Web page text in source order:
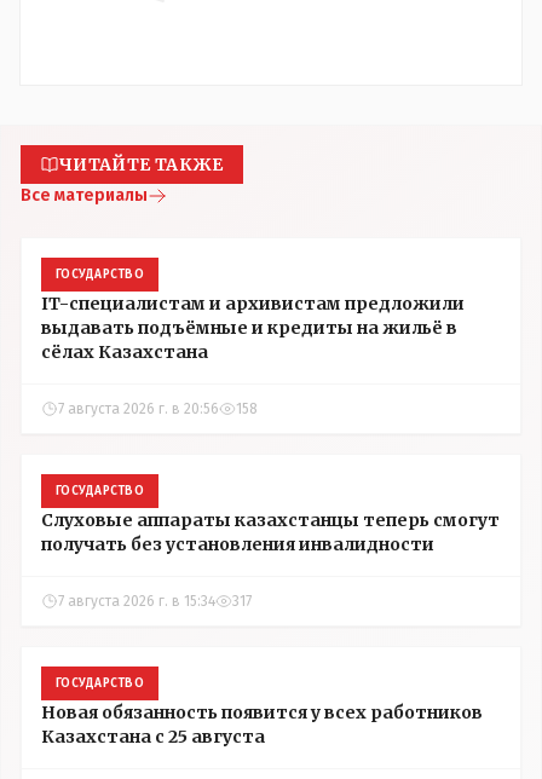
ЧИТАЙТЕ ТАКЖЕ
Все материалы
ГОСУДАРСТВО
IT-специалистам и архивистам предложили
выдавать подъёмные и кредиты на жильё в
сёлах Казахстана
7 августа 2026 г. в 20:56 158
ГОСУДАРСТВО
Слуховые аппараты казахстанцы теперь смогут
получать без установления инвалидности
7 августа 2026 г. в 15:34 317
ГОСУДАРСТВО
Новая обязанность появится у всех работников
Казахстана с 25 августа